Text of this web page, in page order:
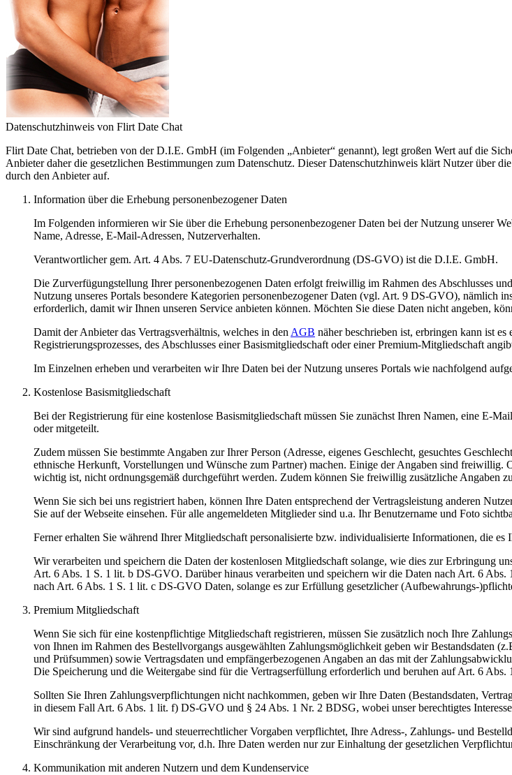
Datenschutzhinweis von Flirt Date Chat
Flirt Date Chat, betrieben von der D.I.E. GmbH (im Folgenden „Anbieter“ genannt), legt großen Wert auf die
Anbieter daher die gesetzlichen Bestimmungen zum Datenschutz. Dieser Datenschutzhinweis klärt Nutzer über
durch den Anbieter auf.
Information über die Erhebung personenbezogener Daten
Im Folgenden informieren wir Sie über die Erhebung personenbezogener Daten bei der Nutzung unserer
Name, Adresse, E-Mail-Adressen, Nutzerverhalten.
Verantwortlicher gem. Art. 4 Abs. 7 EU-Datenschutz-Grundverordnung (DS-GVO) ist die D.I.E. GmbH.
Die Zurverfügungstellung Ihrer personenbezogenen Daten erfolgt freiwillig im Rahmen des Abschlusses
Nutzung unseres Portals besondere Kategorien personenbezogener Daten (vgl. Art. 9 DS-GVO), nämlich
erforderlich, damit wir Ihnen unseren Service anbieten können. Möchten Sie diese Daten nicht angeben,
Damit der Anbieter das Vertragsverhältnis, welches in den AGB näher beschrieben ist, erbringen kann ist
Registrierungsprozesses, des Abschlusses einer Basismitgliedschaft oder einer Premium-Mitgliedschaft
Im Einzelnen erheben und verarbeiten wir Ihre Daten bei der Nutzung unseres Portals wie nachfolgend
Kostenlose Basismitgliedschaft
Bei der Registrierung für eine kostenlose Basismitgliedschaft müssen Sie zunächst Ihren Namen, eine E-
oder mitgeteilt.
Zudem müssen Sie bestimmte Angaben zur Ihrer Person (Adresse, eigenes Geschlecht, gesuchtes
ethnische Herkunft, Vorstellungen und Wünsche zum Partner) machen. Einige der Angaben sind
wichtig ist, nicht ordnungsgemäß durchgeführt werden. Zudem können Sie freiwillig zusätzliche Angaben
Wenn Sie sich bei uns registriert haben, können Ihre Daten entsprechend der Vertragsleistung anderen
Sie auf der Webseite einsehen. Für alle angemeldeten Mitglieder sind u.a. Ihr Benutzername und Foto
Ferner erhalten Sie während Ihrer Mitgliedschaft personalisierte bzw. individualisierte Informationen, die es
Wir verarbeiten und speichern die Daten der kostenlosen Mitgliedschaft solange, wie dies zur Erbringung
Art. 6 Abs. 1 S. 1 lit. b DS-GVO. Darüber hinaus verarbeiten und speichern wir die Daten nach Art. 6
nach Art. 6 Abs. 1 S. 1 lit. c DS-GVO Daten, solange es zur Erfüllung gesetzlicher (Aufbewahrungs-
Premium Mitgliedschaft
Wenn Sie sich für eine kostenpflichtige Mitgliedschaft registrieren, müssen Sie zusätzlich noch Ihre
von Ihnen im Rahmen des Bestellvorgangs ausgewählten Zahlungsmöglichkeit geben wir Bestandsdaten
und Prüfsummen) sowie Vertragsdaten und empfängerbezogenen Angaben an das mit der
Die Speicherung und die Weitergabe sind für die Vertragserfüllung erforderlich und beruhen auf Art. 6
Sollten Sie Ihren Zahlungsverpflichtungen nicht nachkommen, geben wir Ihre Daten (Bestandsdaten,
in diesem Fall Art. 6 Abs. 1 lit. f) DS-GVO und § 24 Abs. 1 Nr. 2 BDSG, wobei unser berechtigtes
Wir sind aufgrund handels- und steuerrechtlicher Vorgaben verpflichtet, Ihre Adress-, Zahlungs- und
Einschränkung der Verarbeitung vor, d.h. Ihre Daten werden nur zur Einhaltung der gesetzlichen
Kommunikation mit anderen Nutzern und dem Kundenservice